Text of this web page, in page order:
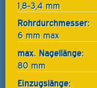
1,8-3,4 mm
Rohrdurchmesser:
6 mm max
max. Nagellänge:
80 mm
Einzugslänge: